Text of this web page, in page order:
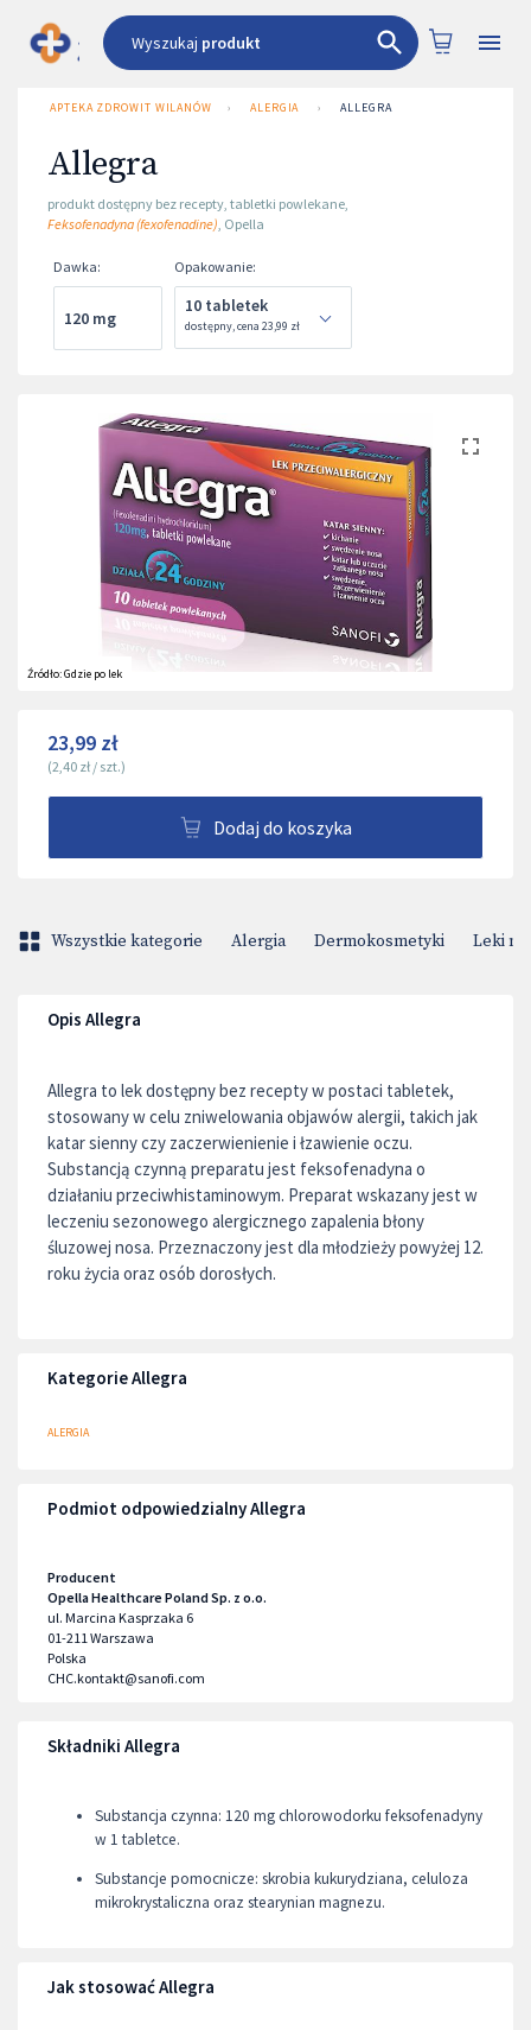
Wyszukaj produkt
APTEKA ZDROWIT WILANÓW › ALERGIA › ALLEGRA
Allegra
produkt dostępny bez recepty, tabletki powlekane,
Feksofenadyna (fexofenadine), Opella
Dawka:
120 mg
Opakowanie:
10 tabletek
dostępny,cena 23,99 zł
Źródło:Gdzie po lek
23,99 zł
(2,40 zł / szt.)
Dodaj do koszyka
Wszystkie kategorie Alergia Dermokosmetyki Leki
Opis Allegra
Allegra to lek dostępny bez recepty w postaci tabletek,
stosowany w celu zniwelowania objawów alergii, takich jak
katar sienny czy zaczerwienienie i łzawienie oczu.
Substancją czynną preparatu jest feksofenadyna o
działaniu przeciwhistaminowym. Preparat wskazany jest w
leczeniu sezonowego alergicznego zapalenia błony
śluzowej nosa. Przeznaczony jest dla młodzieży powyżej 12.
roku życia oraz osób dorosłych.
Kategorie Allegra
ALERGIA
Podmiot odpowiedzialny Allegra
Producent
Opella Healthcare Poland Sp. z o.o.
ul. Marcina Kasprzaka 6
01-211Warszawa
Polska
CHC.kontakt@sanofi.com
Składniki Allegra
Substancja czynna: 120 mg chlorowodorku feksofenadyny
w 1 tabletce.
Substancje pomocnicze: skrobia kukurydziana, celuloza
mikrokrystaliczna oraz stearynian magnezu.
Jak stosować Allegra